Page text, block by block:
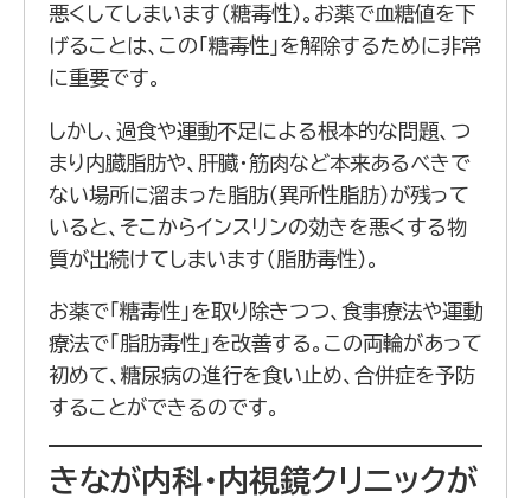
悪くしてしまいます（糖毒性）。お薬で血糖値を下
げることは、この「糖毒性」を解除するために非常
に重要です。
しかし、過食や運動不足による根本的な問題、つ
まり内臓脂肪や、肝臓・筋肉など本来あるべきで
ない場所に溜まった脂肪（異所性脂肪）が残って
いると、そこからインスリンの効きを悪くする物
質が出続けてしまいます（脂肪毒性）。
お薬で「糖毒性」を取り除きつつ、食事療法や運動
療法で「脂肪毒性」を改善する。この両輪があって
初めて、糖尿病の進行を食い止め、合併症を予防
することができるのです。
きなが内科・内視鏡クリニックが